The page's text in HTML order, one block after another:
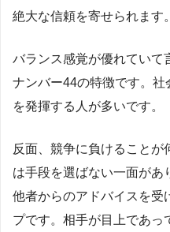
絶大な信頼を寄せられます。
バランス感覚が優れていて
ナンバー44の特徴です。
を発揮する人が多いです。
反面、競争に負けることが
は手段を選ばない一面があ
他者からのアドバイスを受
プです。相手が目上であっ